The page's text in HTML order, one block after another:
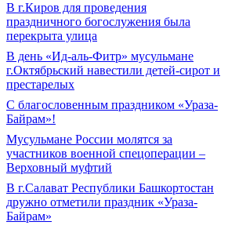
В г.Киров для проведения
праздничного богослужения была
перекрыта улица
В день «Ид-аль-Фитр» мусульмане
г.Октябрьский навестили детей-сирот и
престарелых
С благословенным праздником «Ураза-
Байрам»!
Мусульмане России молятся за
участников военной спецоперации –
Верховный муфтий
В г.Салават Республики Башкортостан
дружно отметили праздник «Ураза-
Байрам»